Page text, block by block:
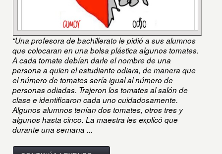
“Una profesora de bachillerato le pidió a sus alumnos
que colocaran en una bolsa plástica algunos tomates.
A cada tomate debían darle el nombre de una
persona a quien el estudiante odiara, de manera que
el número de tomates sería igual al número de
personas odiadas. Trajeron los tomates al salón de
clase e identificaron cada uno cuidadosamente.
Algunos alumnos tenían dos tomates, otros tres y
algunos hasta cinco. La maestra les explicó que
durante una semana ...